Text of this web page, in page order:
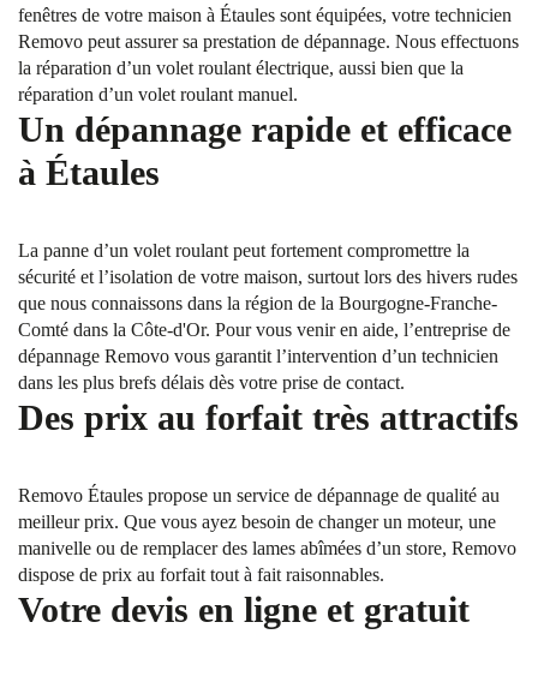
fenêtres de votre maison à Étaules sont équipées, votre technicien
Removo peut assurer sa prestation de dépannage. Nous effectuons
la réparation d’un volet roulant électrique, aussi bien que la
réparation d’un volet roulant manuel.
Un dépannage rapide et efficace
à Étaules
La panne d’un volet roulant peut fortement compromettre la
sécurité et l’isolation de votre maison, surtout lors des hivers rudes
que nous connaissons dans la région de la Bourgogne-Franche-
Comté dans la Côte-d'Or. Pour vous venir en aide, l’entreprise de
dépannage Removo vous garantit l’intervention d’un technicien
dans les plus brefs délais dès votre prise de contact.
Des prix au forfait très attractifs
Removo Étaules propose un service de dépannage de qualité au
meilleur prix. Que vous ayez besoin de changer un moteur, une
manivelle ou de remplacer des lames abîmées d’un store, Removo
dispose de prix au forfait tout à fait raisonnables.
Votre devis en ligne et gratuit